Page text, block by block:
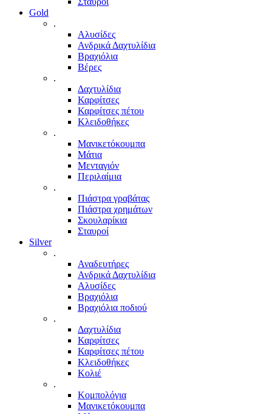
Gold
.
Αλυσίδες
Ανδρικά Δαχτυλίδια
Βραχιόλια
Βέρες
.
Δαχτυλίδια
Καρφίτσες
Καρφίτσες πέτου
Κλειδοθήκες
.
Μανικετόκουμπα
Μάτια
Μενταγιόν
Περιλαίμια
.
Πιάστρα γραβάτας
Πιάστρα χρημάτων
Σκουλαρίκια
Σταυροί
Silver
.
Αναδευτήρες
Ανδρικά Δαχτυλίδια
Αλυσίδες
Βραχιόλια
Βραχιόλια ποδιού
.
Δαχτυλίδια
Καρφίτσες
Καρφίτσες πέτου
Κλειδοθήκες
Κολιέ
.
Κομπολόγια
Μανικετόκουμπα